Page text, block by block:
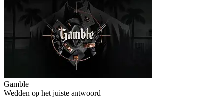
Gamble
Wedden op het juiste antwoord